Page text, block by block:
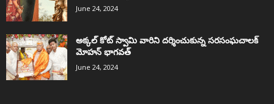
June 24, 2024
అక్కల్‌ కోట్‌ స్వామి వారిని దర్శించుకున్న సరసంఘచాలక్
మోహన్ భాగవత్
June 24, 2024